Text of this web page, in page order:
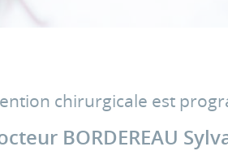
chirurgicale est
BORDEREAU